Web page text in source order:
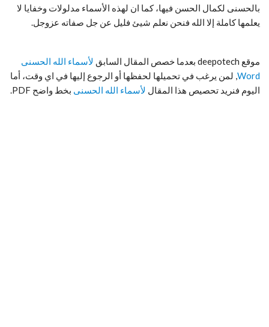
بالحسنى لكمال الحسن فيها، كما ان لهذه الأسماء مدلولات وخفايا لا
يعلمها كاملة إلا الله فنحن نعلم شيئ فليل عن جل صفاته عزوجل.
موقع deepotech بعدما خصص المقال السابق
لأسماء الله الحسنى
Word, لمن يرغب في تحميلها لحفظها أو الرجوع إليها في اي وقت، أما
اليوم فنريد تحصيص هذا المقال لأسماء الله الحسنى بخط واضح PDF.